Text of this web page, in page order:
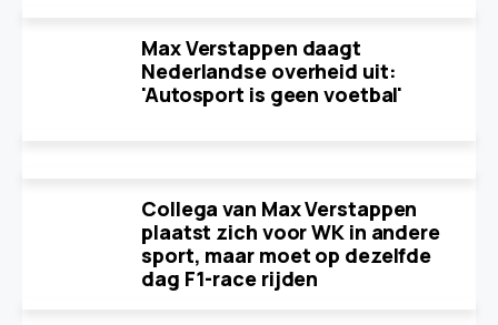
Max Verstappen daagt
Nederlandse overheid uit:
'Autosport is geen voetbal'
Collega van Max Verstappen
plaatst zich voor WK in andere
sport, maar moet op dezelfde
dag F1-race rijden